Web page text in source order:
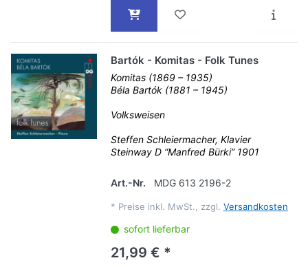
Bartók - Komitas - Folk Tunes
Komitas (1869 – 1935)
Béla Bartók (1881 – 1945)
Volksweisen
Steffen Schleiermacher, Klavier
Steinway D “Manfred Bürki” 1901
Art.-Nr. MDG 613 2196-2
* Preise inkl. MwSt., zzgl. Versandkosten
sofort lieferbar
21,99 € *